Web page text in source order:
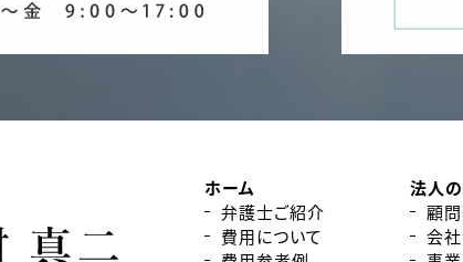
ホーム
弁護士ご紹介
費用について
法人
顧
会